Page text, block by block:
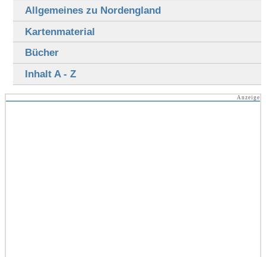
Allgemeines zu Nordengland
Kartenmaterial
Bücher
Inhalt A - Z
Anzeige